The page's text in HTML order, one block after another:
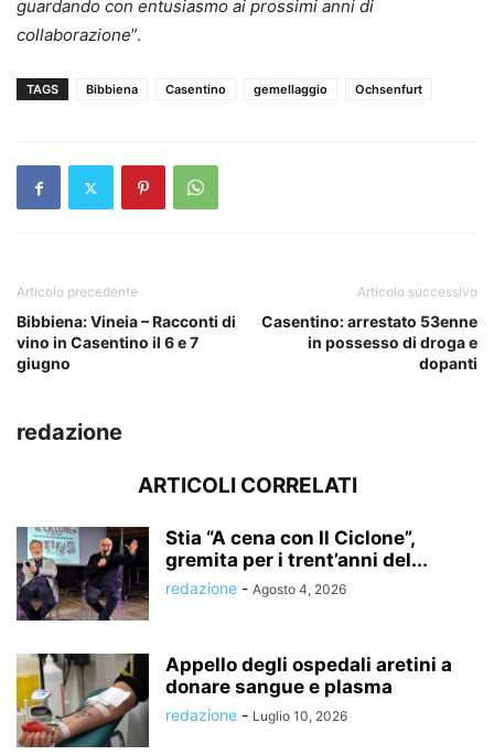
guardando con entusiasmo ai prossimi anni di
collaborazione”.
TAGS Bibbiena Casentino gemellaggio Ochsenfurt
Articolo precedente
Bibbiena: Vineia – Racconti di
vino in Casentino il 6 e 7
giugno
Articolo successivo
Casentino: arrestato 53enne
in possesso di droga e
dopanti
redazione
ARTICOLI CORRELATI
Stia “A cena con Il Ciclone”,
gremita per i trent’anni del...
redazione - Agosto 4, 2026
Appello degli ospedali aretini a
donare sangue e plasma
redazione - Luglio 10, 2026